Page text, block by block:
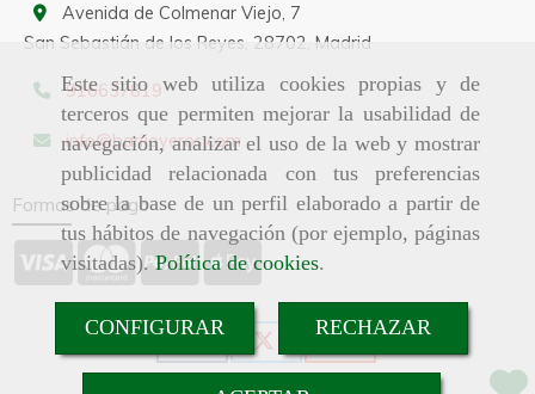
Este sitio web utiliza cookies propias y de
terceros que permiten mejorar la usabilidad de
navegación, analizar el uso de la web y mostrar
publicidad relacionada con tus preferencias
sobre la base de un perfil elaborado a partir de
tus hábitos de navegación (por ejemplo, páginas
visitadas).Política de cookies.
CONFIGURAR RECHAZAR
Avenida de Colmenar Viejo, 7
San Sebastián de los Reyes, 28702, Madrid
916637819
info barijoyeros.com
Formas de pago